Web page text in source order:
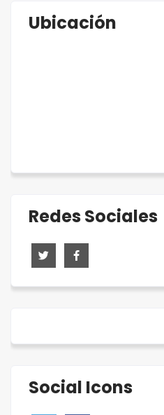
Ubicación
Redes Sociales
Social Icons